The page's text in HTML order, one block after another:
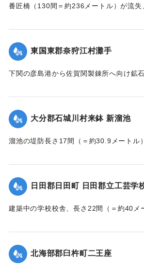
番匠橋（130間＝約236メートル）が流失
｜固有コード: 002680194
東国東郡奈狩江村灘手
下関の彦島港から佐賀関製錬所へ向け鉱
江村の漁業組合の2人が発見し、消防組
7人選抜し現場へ急行させ、辛うじて救助
【出典：大分新聞 大正7年7月16日7面（
大分郡石城川村来鉢 新溜池
溜池の堤防長さ17間（＝約30.9メートル
額は2000円の見込み。
【出典：大分新聞 大正7年7月16日7面（
｜固有コード: 002680196
日田郡日田町 日田郡立工芸学
建築中の学校校舎、長さ22間（＝約40メ
校舎は6分方しか竣成しておらず、損害
【出典：大分新聞 大正7年7月16日7面（
北海部郡臼杵町二王座